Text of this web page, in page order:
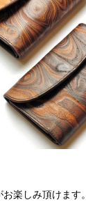
楽しみ頂けます。